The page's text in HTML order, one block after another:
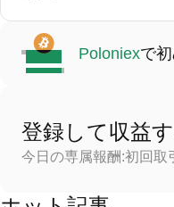
Poloniexで
登録して収益
今日の専属報酬:初回取